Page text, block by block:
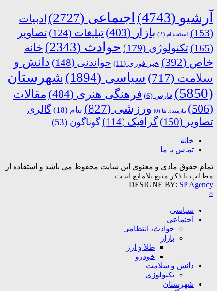
آرشیو (4743) اجتماعی (2727)
ادبیات
(153)
استخدام (2) بازار (403) تبلیغات (124)
تصاویر
(165)
تکنولوژی (179) حوادث (2343)
خانه
خاص (392) خبر فوری (11) خواندنی (148)
دانش و
سلامت (717) سیاسی (1894)
شهرستان
(5850)
فارس (6) فرهنگی هنری (484)
مقالات
(506)
نیازمندی ها (0) ورزشی (827) پیام (18)
گالری
تصاویر (150) گرافیک (114) گوناگون (53)
خانه
تماس با ما
تمام حقوق مادی و معنوی این سایت محفوظ می باشد و استفاده از
مطالب با ذکر منبع بلامانع است.
DESIGNE BY: SP Agency
×
سیاسی
اجتماعی
حوادث، انتظامی
بازار
طلا و ارز
خودرو
دانش و سلامت
تکنولوژی
شهرستان